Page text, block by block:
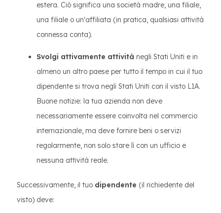
estera. Ciò significa una società madre, una filiale,
una filiale o un'affiliata (in pratica, qualsiasi attività
connessa conta).
Svolgi attivamente attività negli Stati Uniti e in
almeno un altro paese per tutto il tempo in cui il tuo
dipendente si trova negli Stati Uniti con il visto L1A.
Buone notizie: la tua azienda non deve
necessariamente essere coinvolta nel commercio
internazionale, ma deve fornire beni o servizi
regolarmente, non solo stare lì con un ufficio e
nessuna attività reale.
Successivamente, il tuo dipendente (il richiedente del
visto) deve: